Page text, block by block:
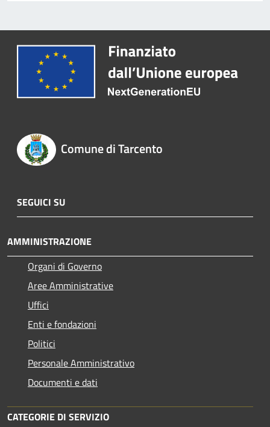
Comune di Tarcento
SEGUICI SU
AMMINISTRAZIONE
Organi di Governo
Aree Amministrative
Uffici
Enti e fondazioni
Politici
Personale Amministrativo
Documenti e dati
CATEGORIE DI SERVIZIO